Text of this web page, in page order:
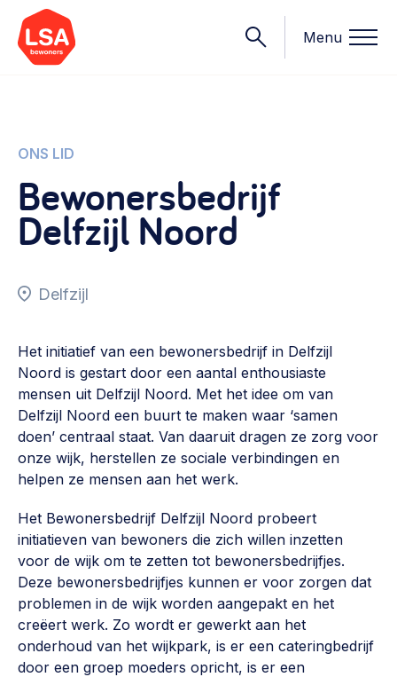
Menu
Onderwerpen
Starten van een initiatief
Rechtsvormen, positionering, organisatiemodellen >
Financiën
Financieringsvormen, administratie, begroting en omzet >
Organisatie en beheer
Bestuur, horeca, evenementen, verhuur en communicatie >
Vrijwilligers en medewerkers
Werving, contracten en vergoedingen, betaalde krachten
Eigen gebouw
Huren of kopen, maatschappelijk vastgoed,
ontmoetingsplekken >
Sociaal ondernemen
Bewonersbedrijf starten, ondernemingsplan maken >
Buurtbewoners verbinden
Community building en ABCD, welkomstcultuur >
Wat we doen
Nieuws
Opinie
Bijeenkomsten
Team
Lid worden
Vraag stellen
030 231 7511
info@lsabewoners.nl
ONS LID
Bewonersbedrijf
Delfzijl Noord
Delfzijl
Het initiatief van een bewonersbedrijf in Delfzijl
Noord is gestart door een aantal enthousiaste
mensen uit Delfzijl Noord. Met het idee om van
Delfzijl Noord een buurt te maken waar ‘samen
doen’ centraal staat. Van daaruit dragen ze zorg voor
onze wijk, herstellen ze sociale verbindingen en
helpen ze mensen aan het werk.
Het Bewonersbedrijf Delfzijl Noord probeert
initiatieven van bewoners die zich willen inzetten
voor de wijk om te zetten tot bewonersbedrijfjes.
Deze bewonersbedrijfjes kunnen er voor zorgen dat
problemen in de wijk worden aangepakt en het
creëert werk. Zo wordt er gewerkt aan het
onderhoud van het wijkpark, is er een cateringbedrijf
door een groep moeders opricht, is er een